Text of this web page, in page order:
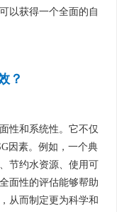
以获得一个全面的自
？
性和系统性。它不仅
因素。例如，一个典
节约水资源、使用可
面性的评估能够帮助
从而制定更为科学和